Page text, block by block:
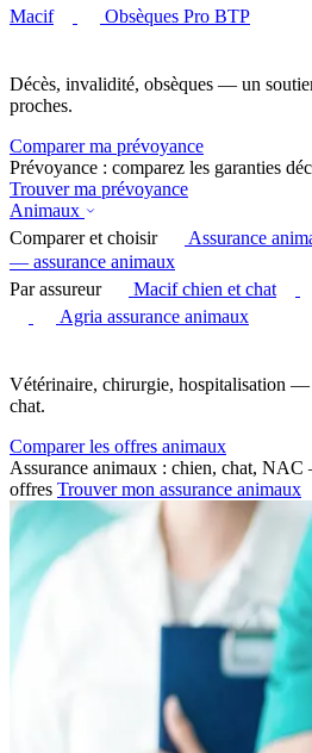
Macif
Obsèques Pro BTP
Décès, invalidité, obsèques — un
proches.
Comparer ma prévoyance
Prévoyance : comparez les garanties
Trouver ma prévoyance
Animaux
Comparer et choisir
Assurance
— assurance animaux
Par assureur
Macif chien et chat
Agria assurance animaux
Vétérinaire, chirurgie, hospitalisation —
chat.
Comparer les offres animaux
Assurance animaux : chien, chat,
offres Trouver mon assurance animaux